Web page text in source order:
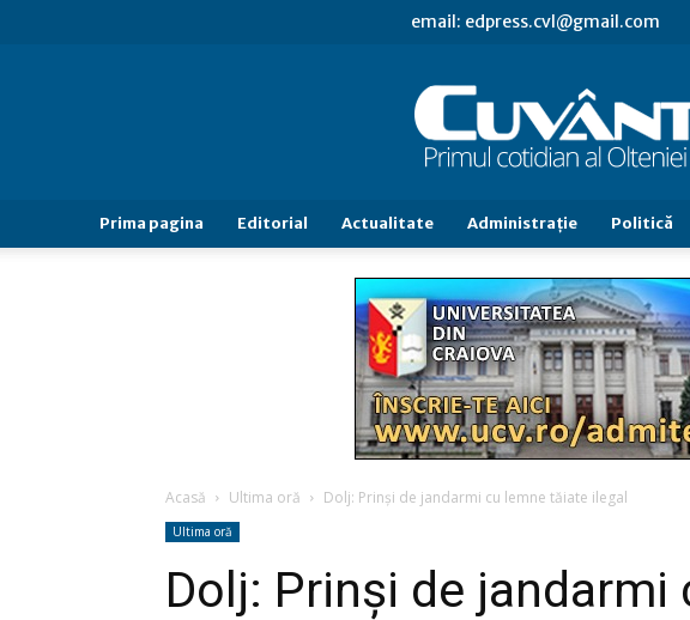
email: edpress.cvl@gmail.com
Prima pagina Editorial Actualitate Administraţie Politică
Acasă Ultima oră Dolj: Prinși de jandarmi cu lemne tăiate ilegal
Ultima oră
Dolj: Prinși de jandarmi